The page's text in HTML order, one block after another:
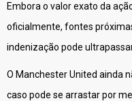
Embora o valor exato da
oficialmente, fontes
indenização pode
O Manchester United ainda
caso pode se arrastar por